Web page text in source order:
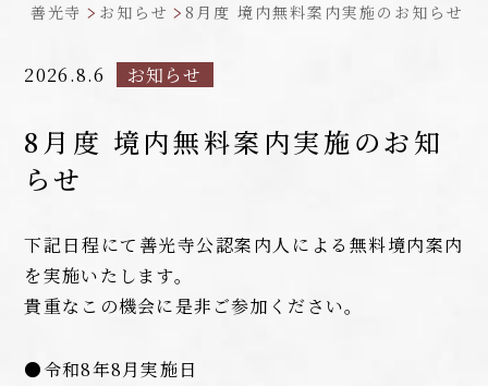
善光寺 お知らせ 8月度 境内無料案内実施のお知らせ
2026.8.6 お知らせ
8月度 境内無料案内実施のお知
らせ
下記日程にて善光寺公認案内人による無料境内案内
を実施いたします。
貴重なこの機会に是非ご参加ください。
●令和8年8月実施日